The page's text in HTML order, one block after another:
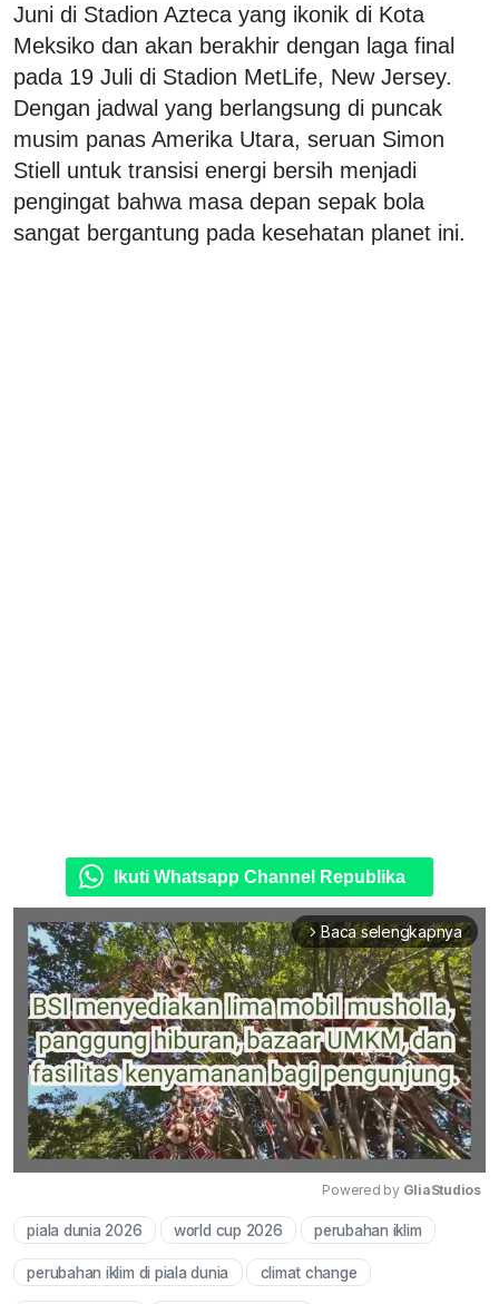
Juni di Stadion Azteca yang ikonik di Kota
Meksiko dan akan berakhir dengan laga final
pada 19 Juli di Stadion MetLife, New Jersey.
Dengan jadwal yang berlangsung di puncak
musim panas Amerika Utara, seruan Simon
Stiell untuk transisi energi bersih menjadi
pengingat bahwa masa depan sepak bola
sangat bergantung pada kesehatan planet ini.
Ikuti Whatsapp Channel Republika
arrow_forward_ios Baca selengkapnya
Mute
Powered by GliaStudios
piala dunia 2026 world cup 2026 perubahan iklim
perubahan iklim di piala dunia climat change